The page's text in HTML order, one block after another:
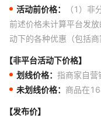
活动前价格：
（1）
前述价格未计算平台发
动下的各种优惠（包括
【非平台活动下价格】
划线价格： 指商家自营
未划线价格： 商品在
【发布价】